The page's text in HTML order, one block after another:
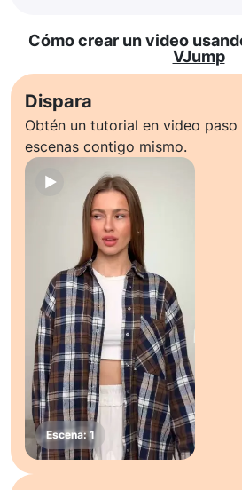
Cómo crear un video
VJump
Dispara
Obtén un tutorial en video
escenas contigo mismo.